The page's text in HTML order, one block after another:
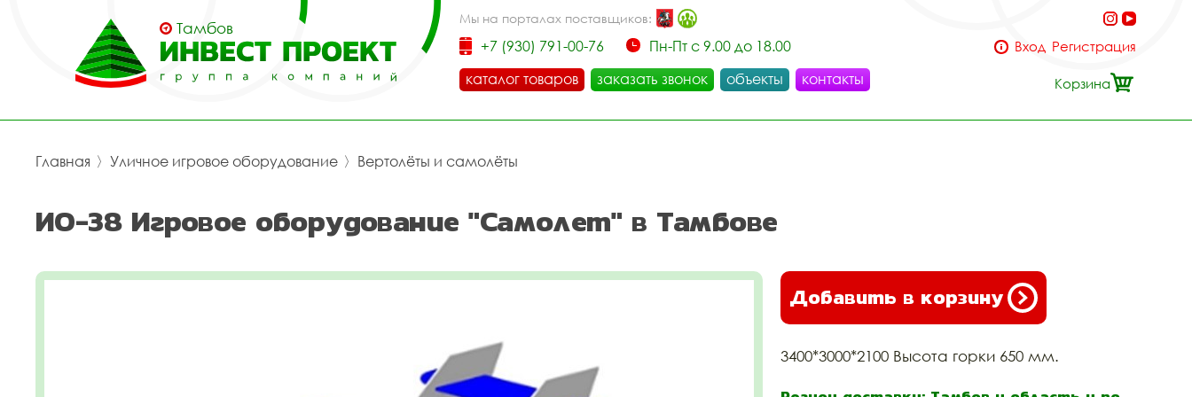
Тамбов
Мы на порталах поставщиков:
+7 (930) 791-00-76
Пн-Пт с 9.00 до 18.00
каталог товаров
заказать звонок объекты контакты
Вход Регистрация
Корзина
Главная 〉 Уличное игровое оборудование 〉 Вертолёты и самолёты
ИО-38 Игровое оборудование "Самолет" в Тамбове
Добавить в корзину
3400*3000*2100 Высота горки 650 мм.